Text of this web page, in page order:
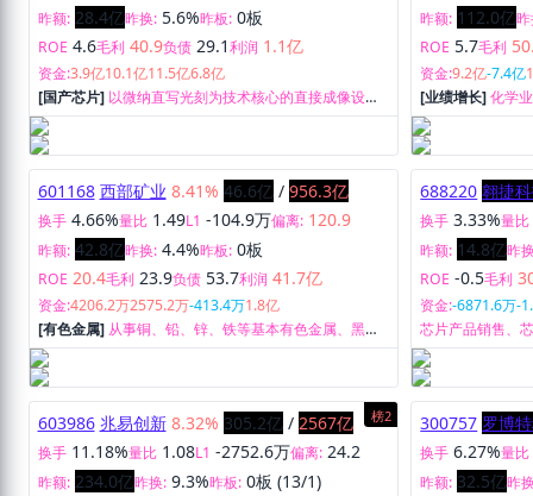
昨额: 28.4亿昨换: 5.6%昨板: 0板
ROE 4.6毛利 40.9负债 29.1利润 1.1亿
资金:3.9亿10.1亿11.5亿6.8亿
[国产芯片] 以微纳直写光刻为技术核心的直接成像设备
及直写光刻设备的研发、制造、销售以及相应的维保服
务。
昨额: 112.0亿
ROE 5.7毛利
资金:9.2亿-7.4亿
[业绩增长]化学
基因疗法
601168 西部矿业 8.41% 46.6亿 / 956.3亿
换手 4.66%量比 1.49L1 -104.9万偏离: 120.9
昨额: 42.8亿昨换: 4.4%昨板: 0板
ROE 20.4毛利 23.9负债 53.7利润 41.7亿
资金:4206.2万2575.2万-413.4万1.8亿
[有色金属] 从事铜、铅、锌、铁等基本有色金属、黑色
金属的采选、冶炼、贸易等业务，以及钼、镍、钒、黄
金、白银等稀贵金属和硫精矿等产品的生产及销售，同
时涉足盐湖化工产业。
688220 翱捷
换手 3.33%量比
昨额: 14.8亿昨
ROE -0.5毛利
资金:-6871.6万-
芯片产品销售、
体IP授权。
榜2
603986 兆易创新 8.32% 305.2亿 / 2567亿
换手 11.18%量比 1.08L1 -2752.6万偏离: 24.2
昨额: 234.0亿昨换: 9.3%昨板: 0板 (13/1)
300757 罗博
换手 6.27%量比
昨额: 32.5亿昨